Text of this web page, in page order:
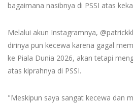
bagaimana nasibnya di PSSI atas
Melalui akun Instagramnya,
dirinya pun kecewa karena gagal
ke Piala Dunia 2026, akan tetapi
atas kiprahnya di PSSI.
"Meskipun saya sangat kecewa dan